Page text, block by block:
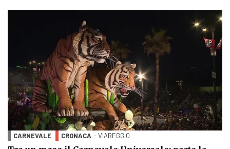
CARNEVALE CRONACA - VIAREGGIO